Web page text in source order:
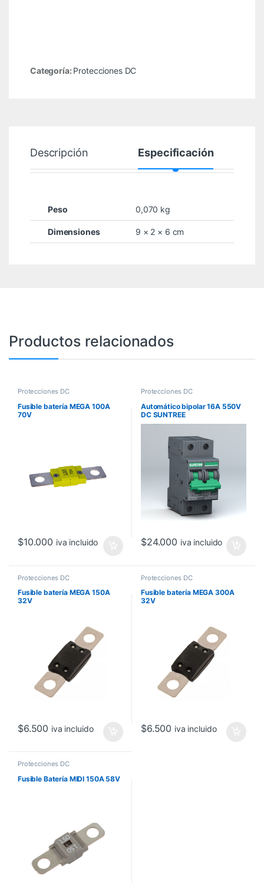
Categoría: Protecciones DC
Descripción Especificación
Peso 0,070 kg
Dimensiones 9 × 2 × 6 cm
Productos relacionados
Protecciones DC
Fusible batería MEGA 100A
70V
$10.000 iva incluido
Protecciones DC
Automático bipolar 16A 550V
DC SUNTREE
$24.000 iva incluido
Protecciones DC
Fusible batería MEGA 150A
32V
$6.500 iva incluido
Protecciones DC
Fusible batería MEGA 300A
32V
$6.500 iva incluido
Protecciones DC
Fusible Batería MIDI 150A 58V